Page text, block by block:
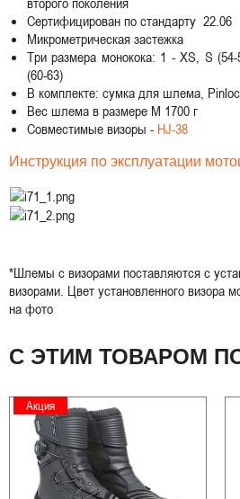
Сертифицирован по стандарту 22.06
Микрометрическая застежка
Три размера монокока: 1 - XS, S
(60-63)
В комплекте: сумка для шлема,
Вес шлема в размере M 1700 г
Совместимые визоры - HJ-38
Инструкция по эксплуатации
*Шлемы с визорами поставляются с
визорами. Цвет установленного визора
на фото
С ЭТИМ ТОВАРОМ
Акция